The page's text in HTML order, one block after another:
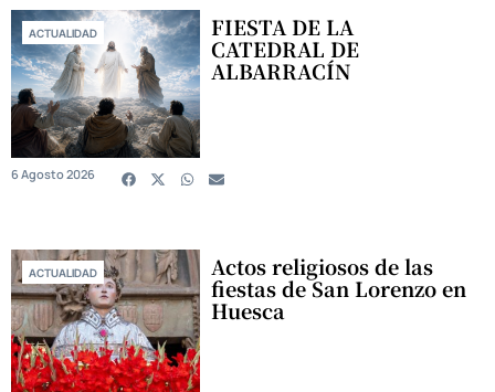
ACTUALIDAD FIESTA DE LA
CATEDRAL DE
ALBARRACÍN
6 Agosto 2026
ACTUALIDAD Actos religiosos de las
fiestas de San Lorenzo en
Huesca